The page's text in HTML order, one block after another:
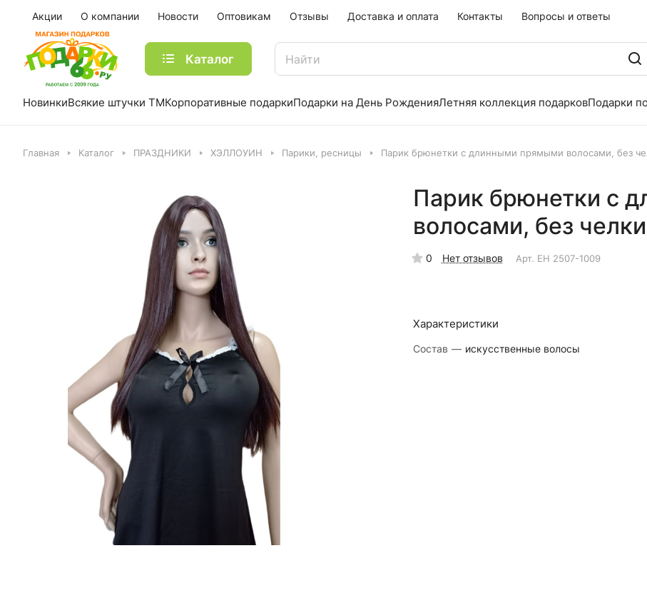
Акции О компании Новости Оптовикам Отзывы Доставка и оплата Контакты Вопросы и ответы
Каталог
НовинкиВсякие штучки ТМКорпоративные подаркиПодарки на День РожденияЛетняя коллекция подарковПодарки
Главная Каталог ПРАЗДНИКИ ХЭЛЛОУИН Парики, ресницы Парик брюнетки с длинными прямыми волосами, без
Парик брюнетки с
волосами, без челки
0 Нет отзывов Арт. EH 2507-1009
Характеристики
Состав — искусственные волосы